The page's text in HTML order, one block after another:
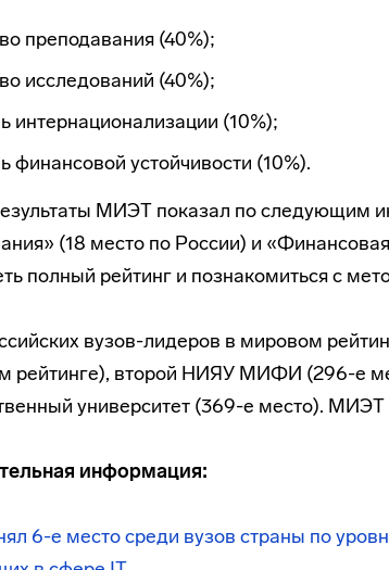
преподавания (40%);
исследований (40%);
интернационализации (10%);
финансовой устойчивости (10%).
МИЭТ показал по следующим
(18 место по России) и
полный рейтинг и познакомиться с
вузов-лидеров в мировом
рейтинге), второй НИЯУ МИФИ (296-е
университет (369-е место).
информация:
6-е место среди вузов страны по